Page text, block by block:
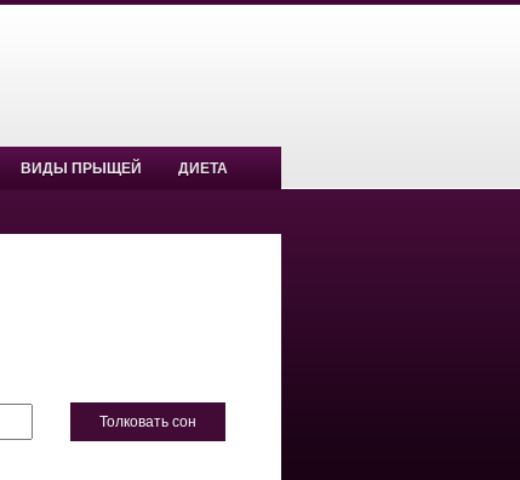
ВИДЫ ПРЫЩЕЙ ДИЕТА
Толковать сон